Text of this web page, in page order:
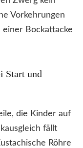
Vorkehrungen
Bockattacke
Start und
die Kinder auf
fällt
Röhre